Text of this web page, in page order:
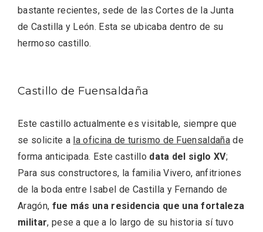
bastante recientes, sede de las Cortes de la Junta
de Castilla y León. Esta se ubicaba dentro de su
hermoso castillo.
Castillo de Fuensaldaña
Este castillo actualmente es visitable, siempre que
se solicite a la oficina de turismo de Fuensaldaña de
forma anticipada. Este castillo data del siglo XV;
Para sus constructores, la familia Vivero, anfitriones
de la boda entre Isabel de Castilla y Fernando de
Aragón, fue más una residencia que una fortaleza
militar, pese a que a lo largo de su historia sí tuvo